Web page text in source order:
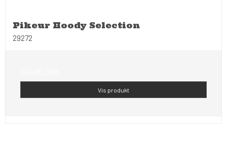
Pikeur Hoody Selection
29272
Vis produkt